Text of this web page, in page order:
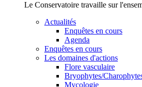
Le Conservatoire travaille sur
Actualités
Enquêtes en cours
Agenda
Enquêtes en cours
Les domaines d'actions
Flore vasculaire
Bryophytes/
Mycologie